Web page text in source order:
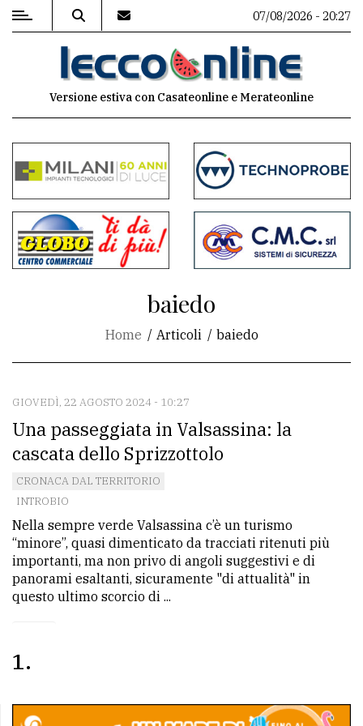
MENU
commenti
Contenuti
del
sito
CONTATTI
La
redazione
Scrivici
Per
tua
pubblicità
per
07/08/2026 - 20:27
Versione estiva con Casateonline e Merateonline
baiedo
Home Articoli baiedo
GIOVEDÌ, 22 AGOSTO 2024 - 10:27
Una passeggiata in Valsassina: la
cascata dello Sprizzottolo
CRONACA DAL TERRITORIO
INTROBIO
Nella sempre verde Valsassina c’è un turismo
“minore”, quasi dimenticato da tracciati ritenuti più
importanti, ma non privo di angoli suggestivi e di
panorami esaltanti, sicuramente "di attualità" in
questo ultimo scorcio di ...
1